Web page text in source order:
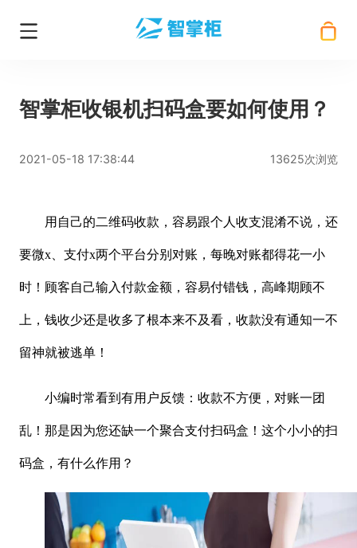
智掌柜收银机扫码盒要如何使用？
2021-05-18 17:38:44 13625次浏览
用自己的二维码收款，容易跟个人收支混淆不说，还
要微x、支付x两个平台分别对账，每晚对账都得花一小
时！顾客自己输入付款金额，容易付错钱，高峰期顾不
上，钱收少还是收多了根本来不及看，收款没有通知一不
留神就被逃单！
小编时常看到有用户反馈：收款不方便，对账一团
乱！那是因为您还缺一个聚合支付扫码盒！这个小小的扫
码盒，有什么作用？